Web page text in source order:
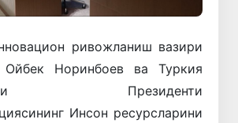
ривожланиш вазири
Ойбек Норинбоев ва Туркия
Президенти
Инсон ресурсларини